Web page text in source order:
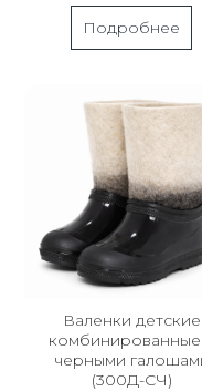
Подробнее
Валенки детские
черными
(300Д-СЧ)